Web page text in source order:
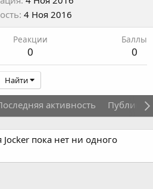
4 Ноя 2016
Реакции
0
Баллы
0
Найти
активность
пока нет ни одного